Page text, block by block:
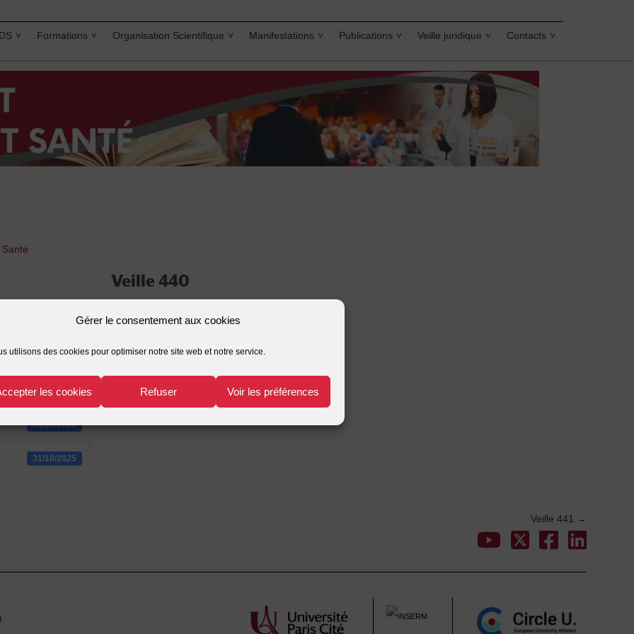
Gérer le consentement aux cookies
utilisons des cookies pour optimiser notre site web et notre service.
les cookies Refuser Voir les préférences
Formations Organisation Scientifique Manifestations Publications Veille juridique Contacts
954
1.49 MB
1
31/10/2025
31/10/2025
Veille 440
Veille 441 →